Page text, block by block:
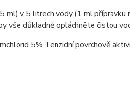
ml) v 5 litrech vody (1 ml
vše důkladně opláchněte čistou
5% Tenzidní povrchově